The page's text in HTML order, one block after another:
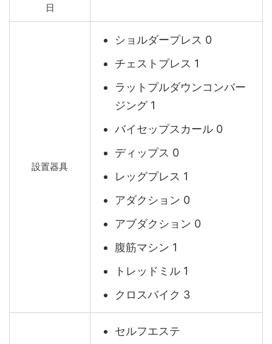
日
設置器具
ショルダープレス 0
チェストプレス 1
ラットプルダウンコンバー
ジング 1
バイセップスカール 0
ディップス 0
レッグプレス 1
アダクション 0
アブダクション 0
腹筋マシン 1
トレッドミル 1
クロスバイク 3
セルフエステ